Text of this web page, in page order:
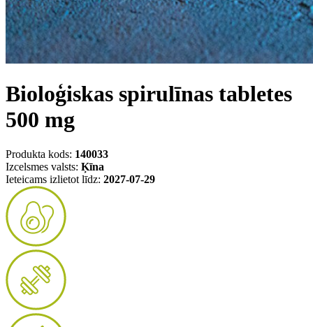
Bioloģiskas spirulīnas tabletes
500 mg
Produkta kods: 140033
Izcelsmes valsts: Ķīna
Ieteicams izlietot līdz: 2027-07-29